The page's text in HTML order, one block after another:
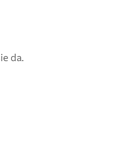
da.